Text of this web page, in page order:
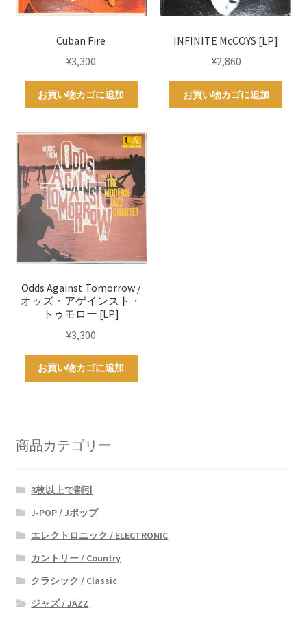
Cuban Fire
¥3,300
お買い物カゴに追加
INFINITE McCOYS [LP]
¥2,860
お買い物カゴに追加
Odds Against Tomorrow /
オッズ・アゲインスト・
トゥモロー [LP]
¥3,300
お買い物カゴに追加
商品カテゴリー
3枚以上で割引
J-POP / Jポップ
エレクトロニック / ELECTRONIC
カントリー / Country
クラシック / Classic
ジャズ / JAZZ